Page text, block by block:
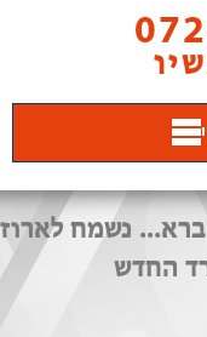
נשמח לארוז
החדש